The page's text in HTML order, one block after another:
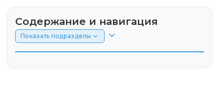
Содержание и навигация
Показать подразделы